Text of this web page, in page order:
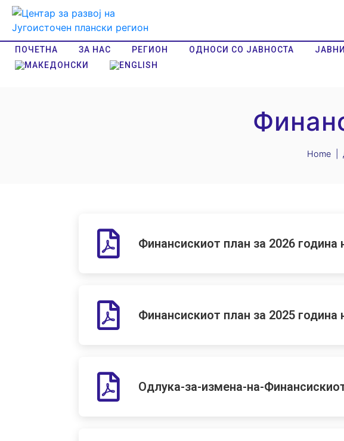
ПОЧЕТНА ЗА НАС РЕГИОН ОДНОСИ СО ЈАВНОСТА
Home
Финансискиот план за 2026 година
Финансискиот план за 2025 година
Одлука-за-измена-на-